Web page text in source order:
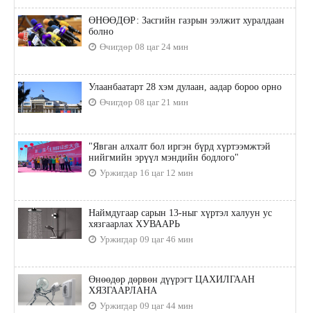
ӨНӨӨДӨР: Засгийн газрын ээлжит хуралдаан
болно
Өчигдөр 08 цаг 24 мин
Улаанбаатарт 28 хэм дулаан, аадар бороо орно
Өчигдөр 08 цаг 21 мин
"Явган алхалт бол иргэн бүрд хүртээмжтэй
нийгмийн эрүүл мэндийн бодлого"
Уржигдар 16 цаг 12 мин
Наймдугаар сарын 13-ныг хүртэл халуун ус
хязгаарлах ХУВААРЬ
Уржигдар 09 цаг 46 мин
Өнөөдөр дөрвөн дүүрэгт ЦАХИЛГААН
ХЯЗГААРЛАНА
Уржигдар 09 цаг 44 мин